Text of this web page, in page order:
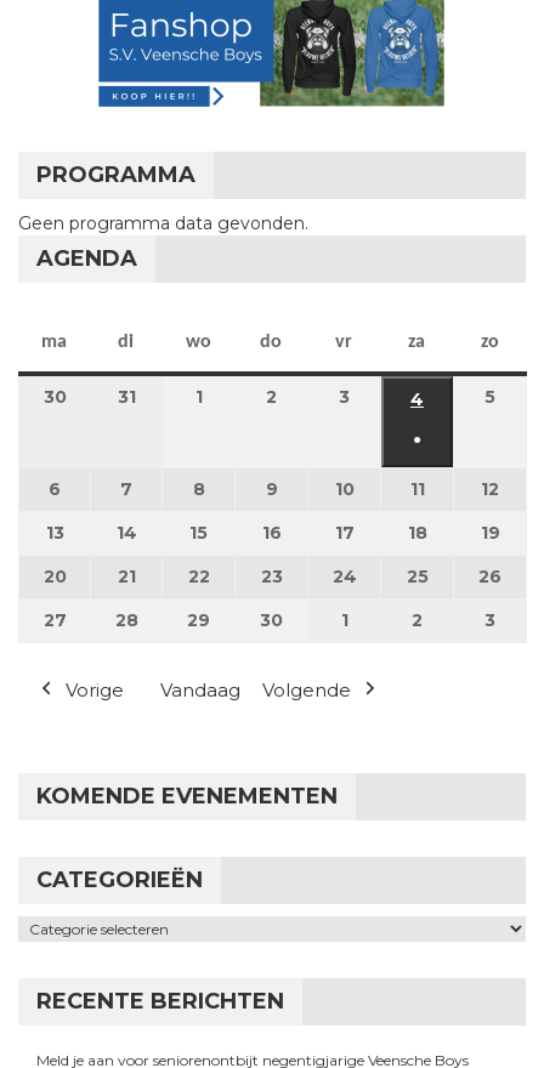
PROGRAMMA
Geen programma data gevonden.
AGENDA
ma maandag
di dinsdag
wo woensdag
do donderdag
vr vrijdag
za zaterdag
zo
3030 maart 2026
3131 maart 2026
11 april 2026
2 2 april 2026
3 3 april 2026
4 4 april 2026
●
(1
5
6 6 april 2026
7 7 april 2026
8 8 april 2026
9 9 april 2026
10 10 april 2026
1111 april 2026
12
13 13 april 2026
14 14 april 2026
15 15 april 2026
16 16 april 2026
17 17 april 2026
18 18 april 2026
19
20 20 april 2026
2121 april 2026
22 22 april 2026
23 23 april 2026
24 24 april 2026
2525 april
26
27 27 april 2026
28 28 april 2026
29 29 april 2026
30 30 april 2026
11 mei 2026
2 2 mei 2026
3
Vorige Vandaag Volgende
KOMENDE EVENEMENTEN
CATEGORIEËN
Categorieën
RECENTE BERICHTEN
Meld je aan voor seniorenontbijt negentigjarige Veensche Boys